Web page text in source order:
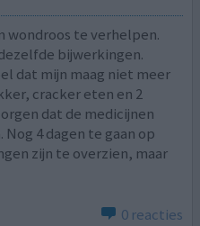
wondroos te verhelpen.
bijwerkingen.
dat mijn maag niet meer
cracker eten en 2
dat de medicijnen
4 dagen te gaan op
zijn te overzien, maar
0 reacties